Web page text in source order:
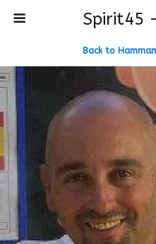
Spirit45
Back to